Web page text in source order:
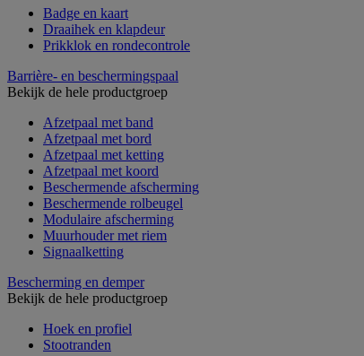
Badge en kaart
Draaihek en klapdeur
Prikklok en rondecontrole
Barrière- en beschermingspaal
Bekijk de hele productgroep
Afzetpaal met band
Afzetpaal met bord
Afzetpaal met ketting
Afzetpaal met koord
Beschermende afscherming
Beschermende rolbeugel
Modulaire afscherming
Muurhouder met riem
Signaalketting
Bescherming en demper
Bekijk de hele productgroep
Hoek en profiel
Stootranden